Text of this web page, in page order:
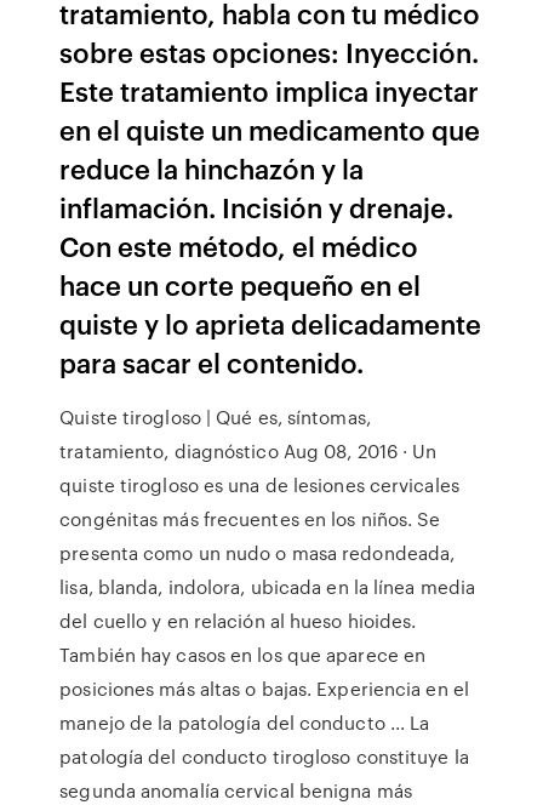
tratamiento, habla con tu médico
sobre estas opciones: Inyección.
Este tratamiento implica inyectar
en el quiste un medicamento que
reduce la hinchazón y la
inflamación. Incisión y drenaje.
Con este método, el médico
hace un corte pequeño en el
quiste y lo aprieta delicadamente
para sacar el contenido.
Quiste tirogloso | Qué es, síntomas,
tratamiento, diagnóstico Aug 08, 2016 · Un
quiste tirogloso es una de lesiones cervicales
congénitas más frecuentes en los niños. Se
presenta como un nudo o masa redondeada,
lisa, blanda, indolora, ubicada en la línea media
del cuello y en relación al hueso hioides.
También hay casos en los que aparece en
posiciones más altas o bajas. Experiencia en el
manejo de la patología del conducto ... La
patología del conducto tirogloso constituye la
segunda anomalía cervical benigna más